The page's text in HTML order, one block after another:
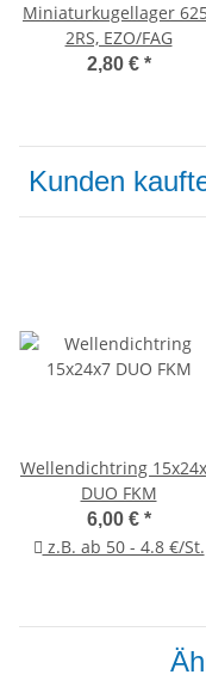
Miniaturkugellager
2RS, EZO/FAG
2,80 € *
Kunden
Wellendichtring
DUO FKM
6,00 € *
z.B. ab 50 - 4.8 €/St.